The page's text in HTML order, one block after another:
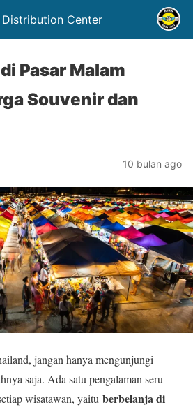
Distribution Center
Pasar Malam
Souvenir dan
10 bulan ago
jangan hanya mengunjungi
saja. Ada satu pengalaman seru
wisatawan, yaitu berbelanja di